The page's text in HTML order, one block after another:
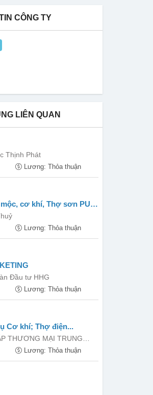
CÔNG TY
LIÊN QUAN
Thịnh Phát
Lương: Thỏa thuận
cơ khí, Thợ sơn PU,
Lương: Thỏa thuận
Đầu tư HHG
Lương: Thỏa thuận
Cơ khí; Thợ điện...
THƯƠNG MẠI TRUNG
Lương: Thỏa thuận